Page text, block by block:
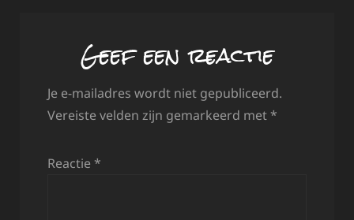
Geef een reactie
Je e-mailadres wordt niet gepubliceerd.
Vereiste velden zijn gemarkeerd met *
Reactie *